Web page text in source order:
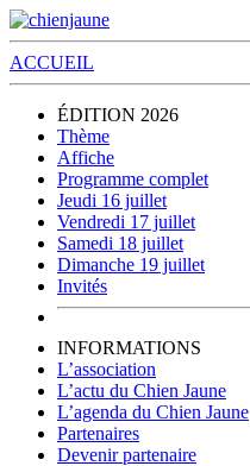
ACCUEIL
ÉDITION 2026
Thème
Affiche
Programme complet
Jeudi 16 juillet
Vendredi 17 juillet
Samedi 18 juillet
Dimanche 19 juillet
Invités
INFORMATIONS
L’association
L’actu du Chien Jaune
L’agenda du Chien Jaune
Partenaires
Devenir partenaire